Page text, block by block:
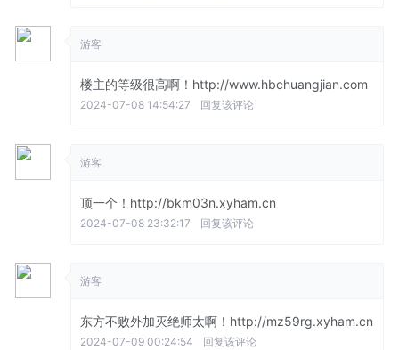
游客
楼主的等级很高啊！http://www.hbchuangjian.com
2024-07-08 14:54:27 回复该评论
游客
顶一个！http://bkm03n.xyham.cn
2024-07-08 23:32:17 回复该评论
游客
东方不败外加灭绝师太啊！http://mz59rg.xyham.cn
2024-07-09 00:24:54 回复该评论